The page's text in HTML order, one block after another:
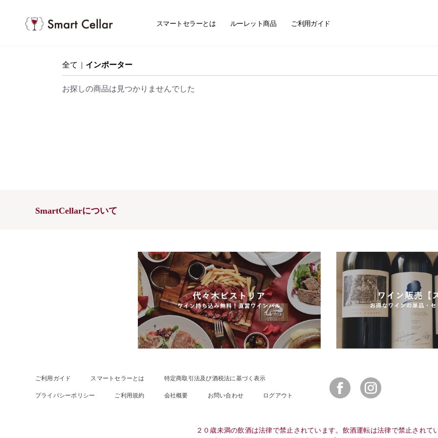
スマートセラー
スマートセラーとは ルーレット商品 ご利用ガイド
全て | インポーター
お探しの商品は見つかりませんでした
SmartCellarについて
ご利用ガイド スマートセラーとは 特定商取引法及び酒税法に基づく表示
プライバシーポリシー ご利用規約 会社概要 お問い合わせ ログアウト
Facebook
２０歳未満の飲酒は法律で禁止されています。飲酒運転は法律で禁止されて